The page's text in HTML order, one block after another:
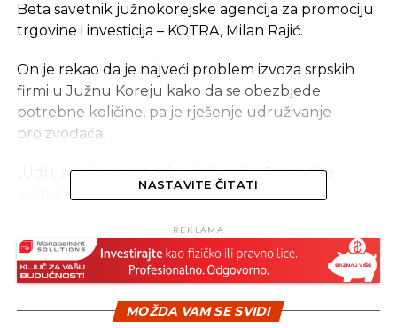
Beta savetnik južnokorejske agencija za promociju
trgovine i investicija – KOTRA, Milan Rajić.
On je rekao da je najveći problem izvoza srpskih
firmi u Južnu Koreju kako da se obezbjede
potrebne količine, pa je rješenje udruživanje
proizvođača.
„Udruženja za metalsku industriju Privredne
komore Srbije predložilo je koje bi srpske
korejskim kompanijama i nadamo se da će uskoro
biti ugovoreni neki poslovi“, rekao je rukovodilac
centra za bilateralnu saradnju PKS Nikola Janković.
On je rekao da je prioritet PKS internacionalizacija
NASTAVITE ČITATI
REKLAMA
MOŽDA VAM SE SVIDI